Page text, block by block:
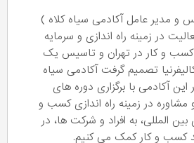
و مدیر عامل آکادمی سیاه کلاه )
در زمینه راه اندازی و سرمایه
و کار در تهران و تاسیس یک
تصمیم گرفت آکادمی سیاه
آکادمی با برگزاری دوره های
در زمینه راه اندازی کسب و
المللی، به افراد و شرکت ها، در
کسب و کار کمک می کنیم.